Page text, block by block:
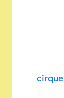
cirque